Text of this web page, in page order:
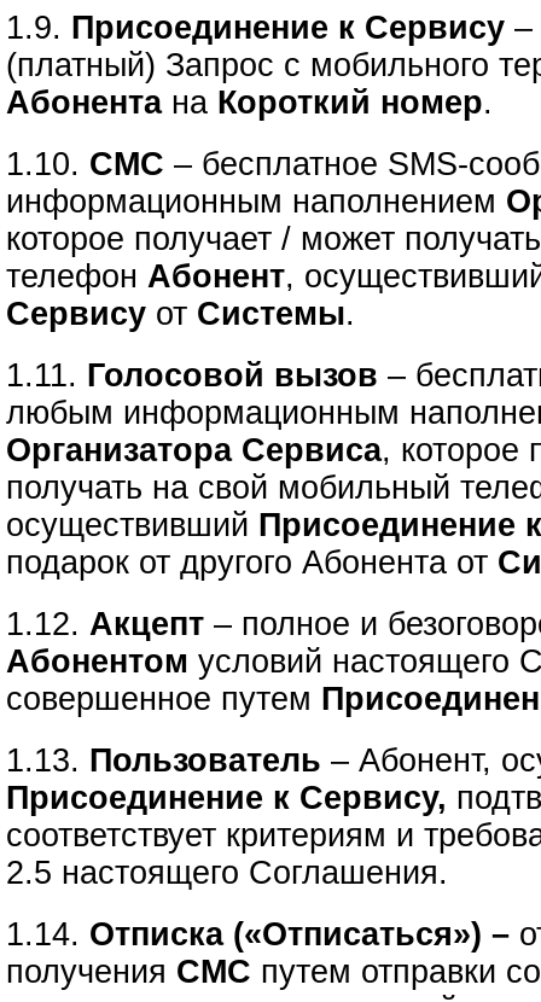
1.9. Присоединение к Сервису–
(платный) Запрос с мобильного
Абонентана Короткий номер.
1.10. СМС – бесплатное SMS-
информационным наполнением
которое получает / может
телефонАбонент,
Сервису от Системы.
1.11. Голосовой вызов–
любым информационным
Организатора Сервиса, которое
получать на свой мобильный
осуществивший Присоединение
подарок от другого Абонента от
1.12.Акцепт– полное и
Абонентом условий настоящего
совершенное путем
1.13. Пользователь– Абонент,
Присоединение к Сервису,
соответствует критериям и
2.5 настоящего Соглашения.
1.14. Отписка («Отписаться») –
получения СМС путем отправки